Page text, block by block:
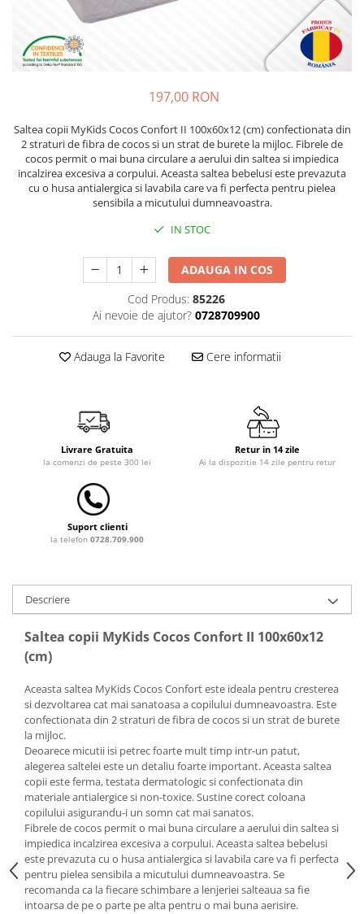
Lenjerii patut 140 x 70 cm
Lenjerie patuturi tineret
Baldachin patut
Protectii saltea
Tarcuri si patuturi pliabile
Patut pliant copii
Tarc de joaca copii
Bariere de protectie pat
Costum carnaval copii
Covoare copii
Lampi de veghe
Mobilier Birou
Sac de dormit copii
Sac de dormit 60 cm
Sac de dormit 70 cm
Sac de dormit 100 cm
Sac de dormit 110 cm
Sac de dormit 120 cm
Sac de dormit 130 cm
Sac de dormit 140 cm
Sac de dormit 150 cm
Sac de dormit tineret
Saltele de infasat
Biciclete fara pedale
Casca protectie copii
Karturi si masinute cu pedale
Role copii si adulti
Scaune de biciclete copii
Skateboard
Trotinete copii si adulti
Papusi si cele necesare
Trenulete jucarii
Trambuline si accesorii
Accesorii Trambuline
Trambuline
Tensiometre
Termometre
Termometre camera si baie
Umidificatoare electrice aer
Saltele si Covoare sport Fitness
Scara antrenament
197,00 RON
Saltea copii MyKids Cocos Confort II 100x60x12 (cm) confectionata din
2 straturi de fibra de cocos si un strat de burete la mijloc. Fibrele de
cocos permit o mai buna circulare a aerului din saltea si impiedica
incalzirea excesiva a corpului. Aceasta saltea bebelusi este prevazuta
cu o husa antialergica si lavabila care va fi perfecta pentru pielea
sensibila a micutului dumneavoastra.
IN STOC
ADAUGA IN COS
Cod Produs: 85226
Ai nevoie de ajutor? 0728709900
Adauga la Favorite Cere informatii
Livrare Gratuita
la comenzi de peste 300 lei
Retur in 14 zile
Ai la dispozitie 14 zile pentru retur
Suport clienti
la telefon 0728.709.900
Descriere
Saltea copii MyKids Cocos Confort II 100x60x12
(cm)
Aceasta saltea MyKids Cocos Confort este ideala pentru cresterea
si dezvoltarea cat mai sanatoasa a copilului dumneavoastra. Este
confectionata din 2 straturi de fibra de cocos si un strat de burete
la mijloc.
Deoarece micutii isi petrec foarte mult timp intr-un patut,
alegerea saltelei este un detaliu foarte important. Aceasta saltea
copii este ferma, testata dermatologic si confectionata din
materiale antialergice si non-toxice. Sustine corect coloana
copilului asigurandu-i un somn cat mai sanatos.
Fibrele de cocos permit o mai buna circulare a aerului din saltea si
impiedica incalzirea excesiva a corpului. Aceasta saltea bebelusi
este prevazuta cu o husa antialergica si lavabila care va fi perfecta
pentru pielea sensibila a micutului dumneavoastra. Se
recomanda ca la fiecare schimbare a lenjeriei salteaua sa fie
intoarsa de pe o parte pe alta pentru o mai buna aerisire.